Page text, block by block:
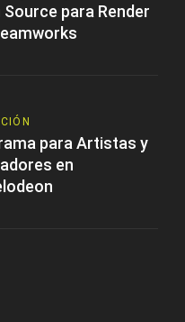
Source para Render
para Artistas y
en